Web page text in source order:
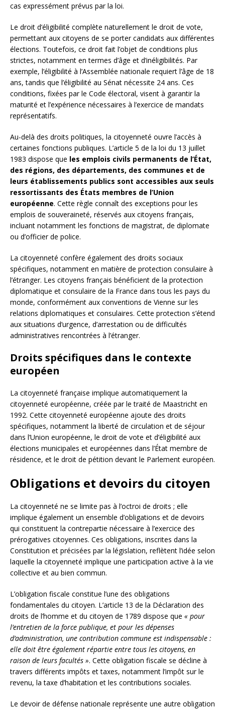
cas expressément prévus par la loi.
Le droit d’éligibilité complète naturellement le droit de vote,
permettant aux citoyens de se porter candidats aux différentes
élections. Toutefois, ce droit fait l’objet de conditions plus
strictes, notamment en termes d’âge et d’inéligibilités. Par
exemple, l’éligibilité à l’Assemblée nationale requiert l’âge de 18
ans, tandis que l’éligibilité au Sénat nécessite 24 ans. Ces
conditions, fixées par le Code électoral, visent à garantir la
maturité et l’expérience nécessaires à l’exercice de mandats
représentatifs.
Au-delà des droits politiques, la citoyenneté ouvre l’accès à
certaines fonctions publiques. L’article 5 de la loi du 13 juillet
1983 dispose que les emplois civils permanents de l’État,
des régions, des départements, des communes et de
leurs établissements publics sont accessibles aux seuls
ressortissants des États membres de l’Union
européenne. Cette règle connaît des exceptions pour les
emplois de souveraineté, réservés aux citoyens français,
incluant notamment les fonctions de magistrat, de diplomate
ou d’officier de police.
La citoyenneté confère également des droits sociaux
spécifiques, notamment en matière de protection consulaire à
l’étranger. Les citoyens français bénéficient de la protection
diplomatique et consulaire de la France dans tous les pays du
monde, conformément aux conventions de Vienne sur les
relations diplomatiques et consulaires. Cette protection s’étend
aux situations d’urgence, d’arrestation ou de difficultés
administratives rencontrées à l’étranger.
Droits spécifiques dans le contexte
européen
La citoyenneté française implique automatiquement la
citoyenneté européenne, créée par le traité de Maastricht en
1992. Cette citoyenneté européenne ajoute des droits
spécifiques, notamment la liberté de circulation et de séjour
dans l’Union européenne, le droit de vote et d’éligibilité aux
élections municipales et européennes dans l’État membre de
résidence, et le droit de pétition devant le Parlement européen.
Obligations et devoirs du citoyen
La citoyenneté ne se limite pas à l’octroi de droits ; elle
implique également un ensemble d’obligations et de devoirs
qui constituent la contrepartie nécessaire à l’exercice des
prérogatives citoyennes. Ces obligations, inscrites dans la
Constitution et précisées par la législation, reflètent l’idée selon
laquelle la citoyenneté implique une participation active à la vie
collective et au bien commun.
L’obligation fiscale constitue l’une des obligations
fondamentales du citoyen. L’article 13 de la Déclaration des
droits de l’homme et du citoyen de 1789 dispose que « pour
l’entretien de la force publique, et pour les dépenses
d’administration, une contribution commune est indispensable :
elle doit être également répartie entre tous les citoyens, en
raison de leurs facultés ». Cette obligation fiscale se décline à
travers différents impôts et taxes, notamment l’impôt sur le
revenu, la taxe d’habitation et les contributions sociales.
Le devoir de défense nationale représente une autre obligation